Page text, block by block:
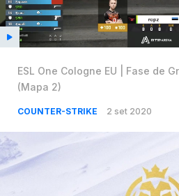
ESL One Cologne EU | Fase de
(Mapa 2)
COUNTER-STRIKE 2 set 2020